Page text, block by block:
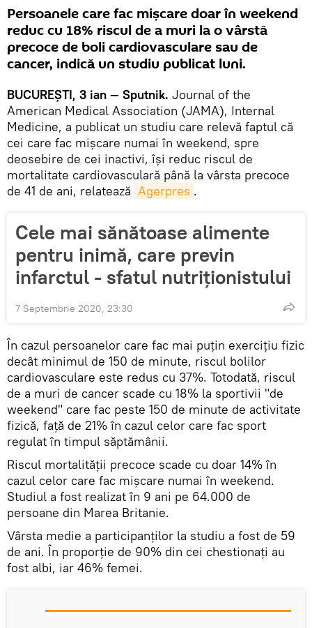
Persoanele care fac mișcare doar în weekend
reduc cu 18% riscul de a muri la o vârstă
precoce de boli cardiovasculare sau de
cancer, indică un studiu publicat luni.
BUCUREŞTI, 3 ian — Sputnik. Journal of the
American Medical Association (JAMA), Internal
Medicine, a publicat un studiu care relevă faptul că
cei care fac mişcare numai în weekend, spre
deosebire de cei inactivi, își reduc riscul de
mortalitate cardiovasculară până la vârsta precoce
de 41 de ani, relatează Agerpres .
Cele mai sănătoase alimente
pentru inimă, care previn
infarctul - sfatul nutriţionistului
7 Septembrie 2020, 23:30
În cazul persoanelor care fac mai puțin exercițiu fizic
decât minimul de 150 de minute, riscul bolilor
cardiovasculare este redus cu 37%. Totodată, riscul
de a muri de cancer scade cu 18% la sportivii "de
weekend" care fac peste 150 de minute de activitate
fizică, față de 21% în cazul celor care fac sport
regulat în timpul săptămânii.
Riscul mortalităţii precoce scade cu doar 14% în
cazul celor care fac mișcare numai în weekend.
Studiul a fost realizat în 9 ani pe 64.000 de
persoane din Marea Britanie.
Vârsta medie a participanților la studiu a fost de 59
de ani. În proporție de 90% din cei chestionaţi au
fost albi, iar 46% femei.